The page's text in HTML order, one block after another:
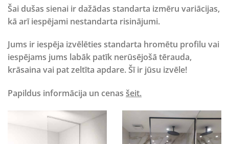
Šai dušas sienai ir dažādas standarta izmēru variācijas,
kā arī iespējami nestandarta risinājumi.
Jums ir iespēja izvēlēties standarta hromētu profilu vai
iespējams jums labāk patīk nerūsējošā tērauda,
krāsaina vai pat zeltīta apdare. Šī ir jūsu izvēle!
Papildus informācija un cenas šeit.